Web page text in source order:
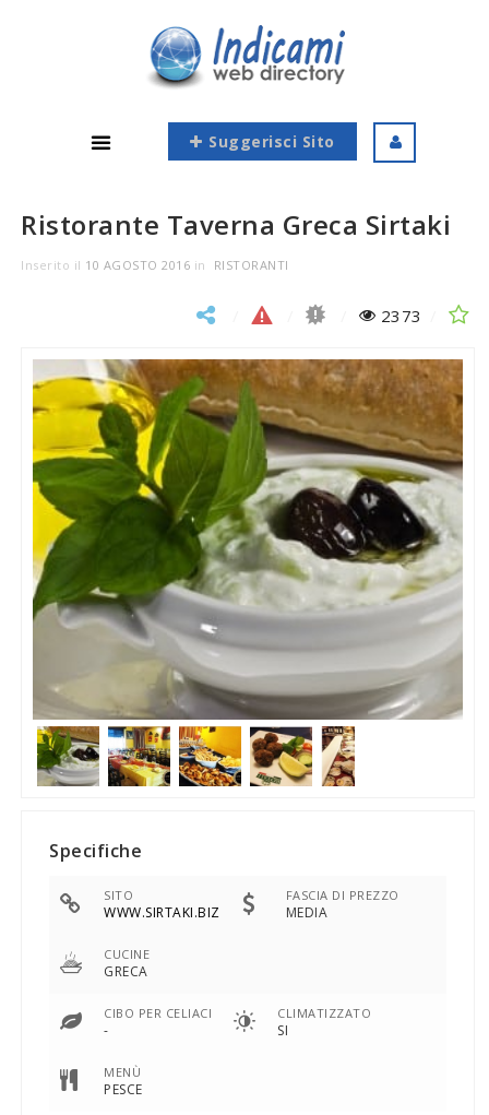
Suggerisci Sito
Ristorante Taverna Greca Sirtaki
Inserito il 10 AGOSTO 2016 in RISTORANTI
2373
Specifiche
SITO
WWW.SIRTAKI.BIZ
FASCIA DI PREZZO
MEDIA
CUCINE
GRECA
CIBO PER CELIACI
-
CLIMATIZZATO
SI
MENÙ
PESCE